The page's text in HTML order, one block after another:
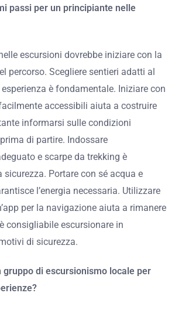
passi per un principiante nelle
escursioni dovrebbe iniziare con la
percorso. Scegliere sentieri adatti al
è fondamentale. Iniziare con
accessibili aiuta a costruire
informarsi sulle condizioni
di partire. Indossare
e scarpe da trekking è
sicurezza. Portare con sé acqua e
l’energia necessaria. Utilizzare
per la navigazione aiuta a rimanere
consigliabile escursionare in
di sicurezza.
gruppo di escursionismo locale per